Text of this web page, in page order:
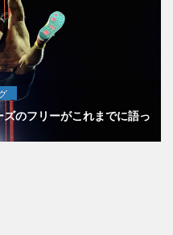
のフリーがこれまでに語っ